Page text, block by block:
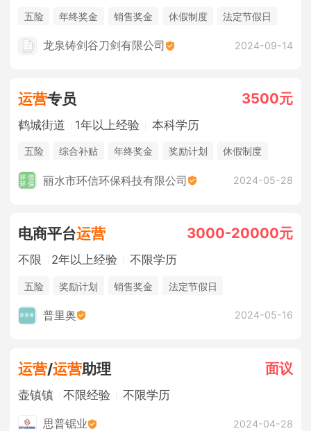
五险 年终奖金 销售奖金 休假制度 法定节假日
龙泉铸剑谷刀剑有限公司 2024-09-14
运营专员 3500元
鹤城街道 1年以上经验 本科学历
五险 综合补贴 年终奖金 奖励计划
休假制度
法定节假日
丽水市环信环保科技有限公司 2024-05-28
电商平台运营 3000-20000元
不限 2年以上经验 不限学历
五险 奖励计划 销售奖金 法定节假日
普里奥 2024-05-16
运营/运营助理 面议
壶镇镇 不限经验 不限学历
思普锯业 2024-04-28